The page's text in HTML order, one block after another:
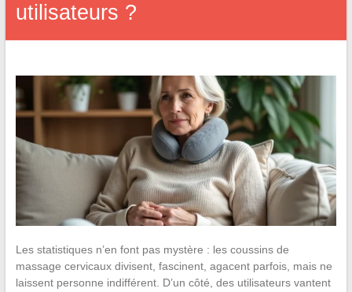
utilisateurs ?
Les statistiques n’en font pas mystère : les coussins de
massage cervicaux divisent, fascinent, agacent parfois, mais ne
laissent personne indifférent. D’un côté, des utilisateurs vantent